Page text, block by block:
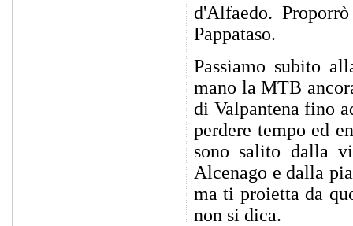
d'Alfaedo.
Pappataso.
Passiamo subito
mano la MTB
di Valpantena fino
perdere tempo ed
sono salito dalla
Alcenago e dalla
ma ti proietta da
non si dica.